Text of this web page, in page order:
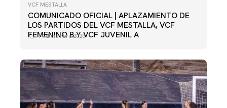
VCF MESTALLA
COMUNICADO OFICIAL | APLAZAMIENTO DE
LOS PARTIDOS DEL VCF MESTALLA, VCF
FEMENINO B Y VCF JUVENIL A
14 diciembre 2025